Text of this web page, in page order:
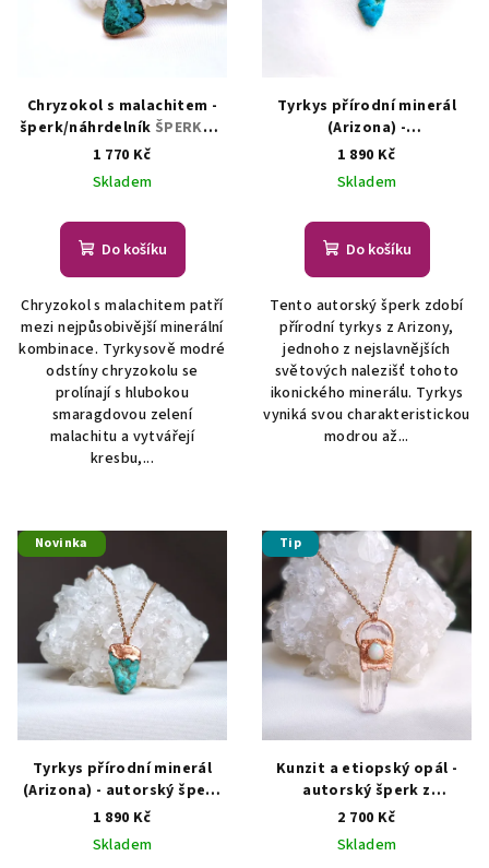
Chryzokol s malachitem -
šperk/náhrdelník ŠPERKY S
PŘÍRODNÍMI KRYSTALY
1 770 Kč
Skladem
Do košíku
Chryzokol s malachitem patří
mezi nejpůsobivější minerální
kombinace. Tyrkysově modré
odstíny chryzokolu se
prolínají s hlubokou
smaragdovou zelení
malachitu a vytvářejí
kresbu,...
Tyrkys přírodní minerál
(Arizona) -
šperk/náhrdelník s
tyrkysem ŠPERKY S
PŘÍRODNÍMI KRYSTALY
1 890 Kč
Skladem
Do košíku
Tento autorský šperk zdobí
přírodní tyrkys z Arizony,
jednoho z nejslavnějších
světových nalezišť tohoto
ikonického minerálu. Tyrkys
vyniká svou charakteristickou
modrou až...
Novinka
Tyrkys přírodní minerál
(Arizona) - autorský šperk
s tyrkysem ŠPERKY S
PŘÍRODNÍMI KRYSTALY
1 890 Kč
Skladem
Tip
Kunzit a etiopský opál -
autorský šperk z
přírodních drahokamů
ŠPERKY S PŘÍRODNÍMI
KRYSTALY
2 700 Kč
Skladem